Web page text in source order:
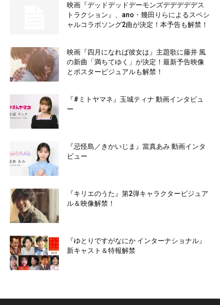
映画『デッドデッドデーモンズデデデデデス
トラクション』、ano・幾田りらによるスペシ
ャルコラボソング2曲が決定！本予告も解禁！
映画『四月になれば彼女は』主題歌に藤井 風
の新曲「満ちてゆく」が決定！最新予告映像
とポスタービジュアルも解禁！
『#ミトヤマネ』玉城ティナ 動画インタビュ
ー
『忌怪島／きかいじま』當真あみ 動画インタ
ビュー
『キリエのうた』第2弾キャラクタービジュア
ル＆映像解禁！
『ゆとりですがなにか インターナショナル』
新キャスト＆特報解禁